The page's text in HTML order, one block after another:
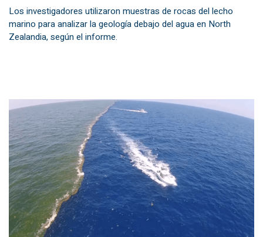
Los investigadores utilizaron muestras de rocas del lecho
marino para analizar la geología debajo del agua en North
Zealandia, según el informe.